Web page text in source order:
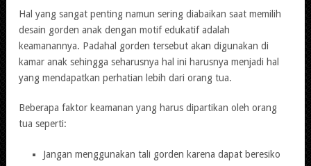
Hal yang sangat penting namun sering diabaikan saat memilih
desain gorden anak dengan motif edukatif adalah
keamanannya. Padahal gorden tersebut akan digunakan di
kamar anak sehingga seharusnya hal ini harusnya menjadi hal
yang mendapatkan perhatian lebih dari orang tua.
Beberapa faktor keamanan yang harus dipartikan oleh orang
tua seperti:
Jangan menggunakan tali gorden karena dapat beresiko